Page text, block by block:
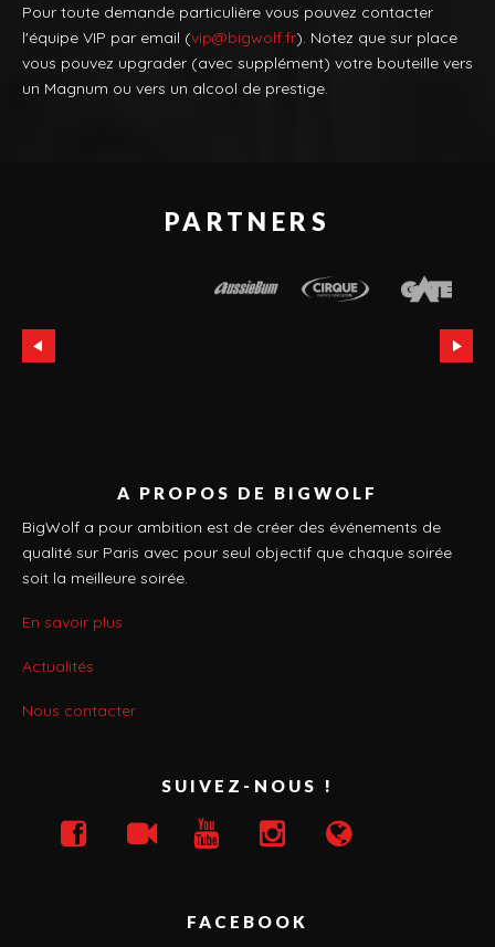
Pour toute demande particulière vous pouvez contacter
l'équipe VIP par email (vip@bigwolf.fr). Notez que sur place
vous pouvez upgrader (avec supplément) votre bouteille vers
un Magnum ou vers un alcool de prestige.
PARTNERS
A PROPOS DE BIGWOLF
BigWolf a pour ambition est de créer des événements de
qualité sur Paris avec pour seul objectif que chaque soirée
soit la meilleure soirée.
En savoir plus
Actualités
Nous contacter
SUIVEZ-NOUS !
FACEBOOK